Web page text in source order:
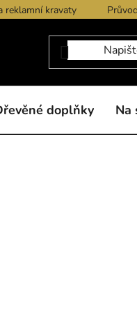
reklamní kravaty
doplňky Na